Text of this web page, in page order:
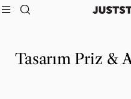
İçeriğe
Tasarım Priz &